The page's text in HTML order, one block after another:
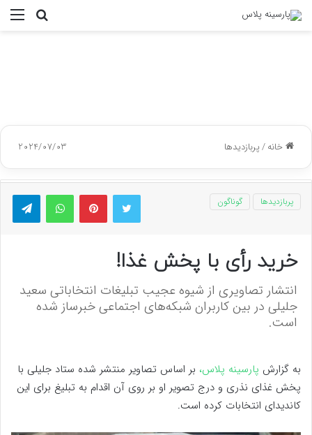
جستجو
خانه/پربازدیدها 2024/07/03
توییتر پینتریستواتس آپ
پربازدیدها گوناگون
خرید رأی با پخش غذا!
انتشار تصاویری از شیوه عجیب تبلیغات انتخاباتی سعید
جلیلی در بین کاربران شبکه‌های اجتماعی خبرساز شده
است.
به گزارش پارسینه پلاس، بر اساس تصاویر منتشر شده ستاد جلیلی با
پخش غذای نذری و درج تصویر او بر روی آن اقدام به تبلیغ برای این
کاندیدای انتخابات کرده است.